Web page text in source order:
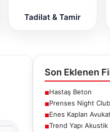
Tadilat & Tamir
Son Eklenen
■Hastaş Beton
■Prenses Night Club
■Enes Kaplan
■Trend Yapı Akustik